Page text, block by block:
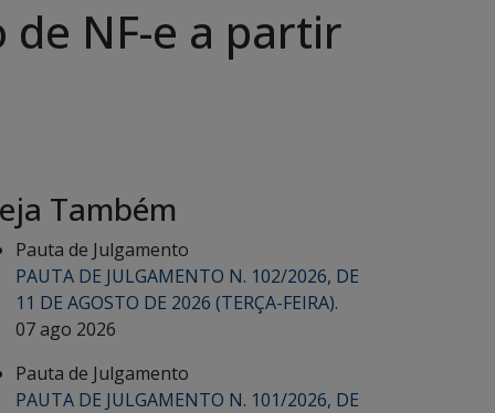
de NF-e a partir
Também
Pauta de Julgamento
PAUTA DE JULGAMENTO N. 102/2026, DE
11 DE AGOSTO DE 2026 (TERÇA-FEIRA).
07 ago 2026
Pauta de Julgamento
PAUTA DE JULGAMENTO N. 101/2026, DE